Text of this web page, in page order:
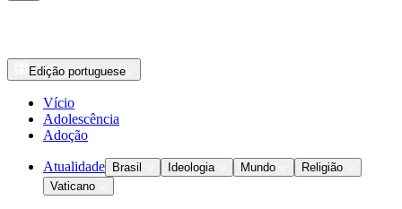
Edição portuguese
Vício
Adolescência
Adoção
Atualidade Brasil Ideologia Mundo
Religião
Vaticano